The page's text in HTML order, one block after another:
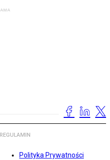
REGULAMIN
Polityka Prywatności